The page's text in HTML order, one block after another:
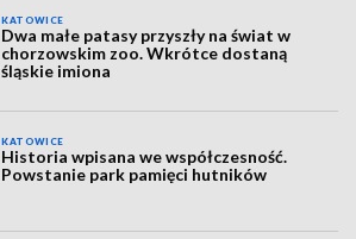
KATOWICE
Dwa małe patasy przyszły na świat w
chorzowskim zoo. Wkrótce dostaną
śląskie imiona
KATOWICE
Historia wpisana we współczesność.
Powstanie park pamięci hutników